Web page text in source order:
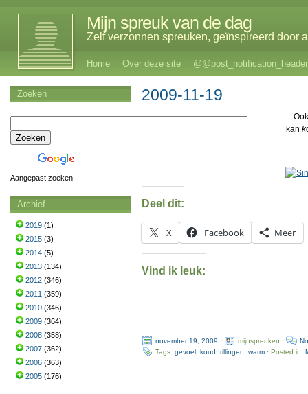
Mijn spreuk van de dag
Zelf verzonnen spreuken, geïnspireerd door
Home Over deze site @@post_notification_header
2009-11-19
kan
Deel dit:
X Facebook Meer
Vind ik leuk:
november 19, 2009 · mijnspreuken ·
Tags: gevoel, koud rillingen warm· Posted in:
Zoeken
Aangepast zoeken
Archief
2019 (1)
2015 (3)
2014 (5)
2013 (134)
2012 (346)
2011 (359)
2010 (346)
2009 (364)
2008 (358)
2007 (362)
2006 (363)
2005 (176)